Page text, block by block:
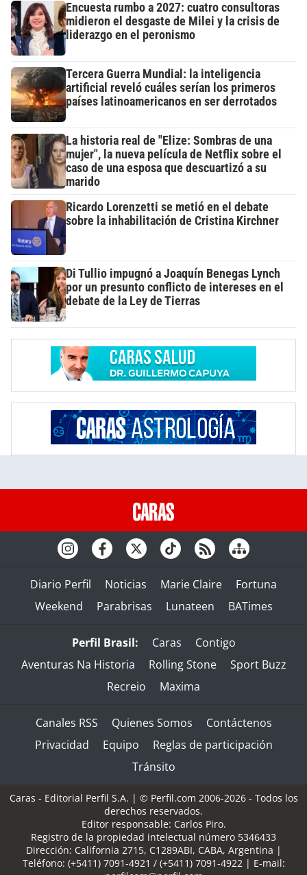
Encuesta rumbo a 2027: cuatro consultoras
midieron el desgaste de Milei y la crisis de
liderazgo en el peronismo
Tercera Guerra Mundial: la inteligencia
artificial reveló cuáles serían los primeros
países latinoamericanos en ser derrotados
La historia real de "Elize: Sombras de una
mujer", la nueva película de Netflix sobre el
caso de una esposa que descuartizó a su
marido
Ricardo Lorenzetti se metió en el debate
sobre la inhabilitación de Cristina Kirchner
Di Tullio impugnó a Joaquín Benegas Lynch
por un presunto conflicto de intereses en el
debate de la Ley de Tierras
Diario Perfil Noticias Marie Claire
Fortuna
Weekend
Parabrisas Lunateen BATimes
Perfil Brasil: Caras
Contigo
Aventuras Na Historia
Rolling Stone
Sport Buzz
Recreio
Maxima
Canales RSS Quienes Somos
Contáctenos
Privacidad
Equipo
Reglas de participación
Tránsito
Caras - Editorial Perfil S.A. | © Perfil.com 2006-2026 - Todos los
derechos reservados.
Editor responsable: Carlos Piro.
Registro de la propiedad intelectual número 5346433
Dirección: California 2715, C1289ABI, CABA, Argentina |
Teléfono: (+5411) 7091-4921 / (+5411) 7091-4922| E-mail: